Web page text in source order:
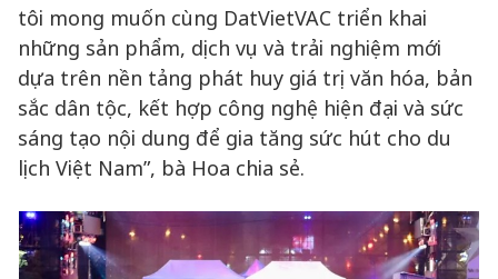
tôi mong muốn cùng DatVietVAC triển khai
những sản phẩm, dịch vụ và trải nghiệm mới
dựa trên nền tảng phát huy giá trị văn hóa, bản
sắc dân tộc, kết hợp công nghệ hiện đại và sức
sáng tạo nội dung để gia tăng sức hút cho du
lịch Việt Nam”, bà Hoa chia sẻ.